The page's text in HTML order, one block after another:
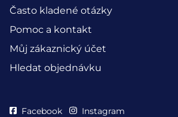
Často kladené otázky
Pomoc a kontakt
Můj zákaznický účet
Hledat objednávku
Facebook Instagram